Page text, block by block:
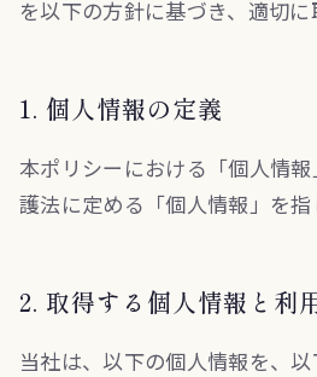
を以下の方針に基づき、適切に
1. 個人情報の定義
本ポリシーにおける「個人情
護法に定める「個人情報」を指
2. 取得する個人情報と利
当社は、以下の個人情報を、